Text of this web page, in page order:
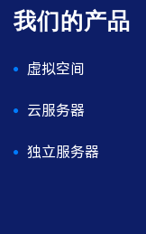
我们的产品
虚拟空间
云服务器
独立服务器